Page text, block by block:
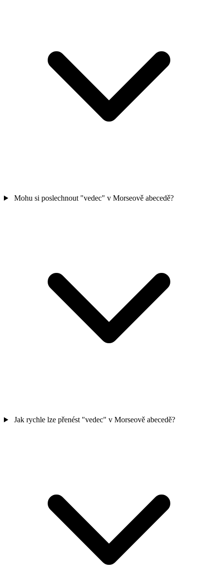
Mohu si poslechnout "vedec" v Morseově abecedě?
Jak rychle lze přenést "vedec" v Morseově abecedě?